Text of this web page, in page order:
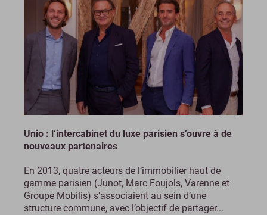
Unio : l’intercabinet du luxe parisien s’ouvre à de
nouveaux partenaires
En 2013, quatre acteurs de l’immobilier haut de
gamme parisien (Junot, Marc Foujols, Varenne et
Groupe Mobilis) s’associaient au sein d’une
structure commune, avec l’objectif de partager...